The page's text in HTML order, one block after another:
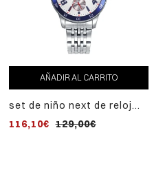
AÑADIR AL CARRITO
set de niño next de reloj
pulsera de cuero azul
116,10€ 129,00€